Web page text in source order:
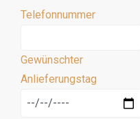
Telefonnummer
Gewünschter
Anlieferungstag